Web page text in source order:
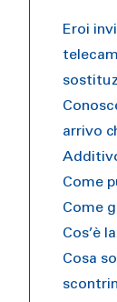
Eroi
arrivo
Come
Come
Cos’è
Cosa